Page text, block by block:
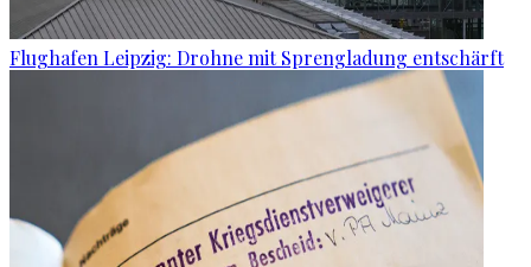
Flughafen Leipzig: Drohne mit Sprengladung entschärft